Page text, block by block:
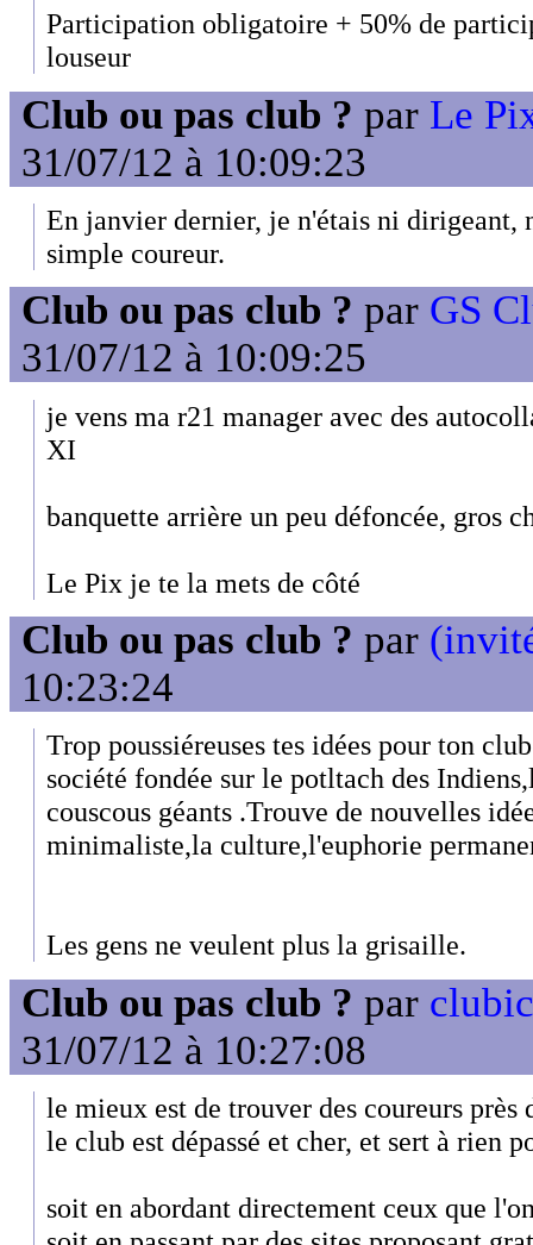
Participation obligatoire + 50% de
louseur
Club ou pas club ? par Le
31/07/12 à 10:09:23
En janvier dernier, je n'étais ni dirigeant,
simple coureur.
Club ou pas club ? par GS
31/07/12 à 10:09:25
je vens ma r21 manager avec des
XI
banquette arrière un peu défoncée, gros
Le Pix je te la mets de côté
Club ou pas club ? par
10:23:24
Trop poussiéreuses tes idées pour ton
société fondée sur le potltach des
couscous géants .Trouve de nouvelles
minimaliste,la culture,l'euphorie
Les gens ne veulent plus la grisaille.
Club ou pas club ? par
31/07/12 à 10:27:08
le mieux est de trouver des coureurs près
le club est dépassé et cher, et sert à rien
soit en abordant directement ceux que